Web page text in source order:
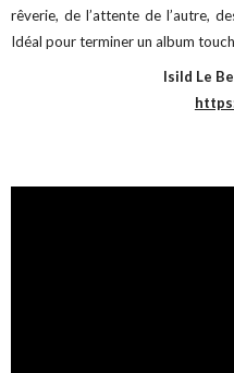
rêverie, de l’attente de l’autre,
Idéal pour terminer un album
Isild Le